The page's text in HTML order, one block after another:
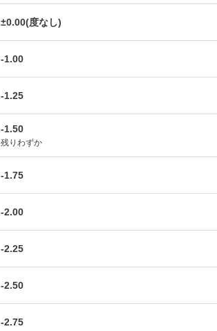
±0.00(度なし)
-1.00
-1.25
-1.50
残りわずか
-1.75
-2.00
-2.25
-2.50
-2.75